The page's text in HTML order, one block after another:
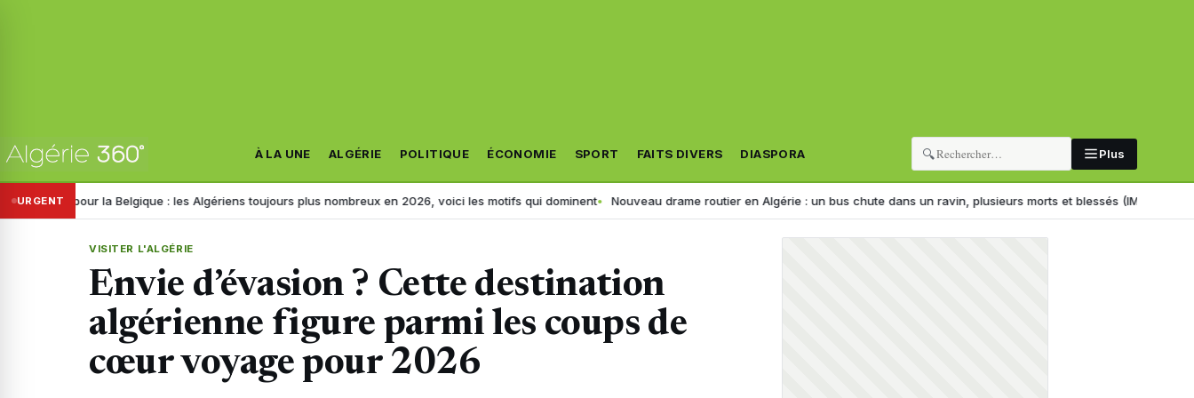
À LA UNE ALGÉRIE POLITIQUE ÉCONOMIE SPORT FAITS DIVERS DIASPORA 🔍 Plus
URGENT
Belgique : les Algériens toujours plus nombreux en 2026, voici les motifs qui dominent Nouveau drame routier en Algérie : un bus chute dans un ravin, plusieurs morts et blessés (IMAGES) Partis d’Algérie
VISITER L'ALGÉRIE
Envie d’évasion ? Cette destination
algérienne figure parmi les coups de
cœur voyage pour 2026